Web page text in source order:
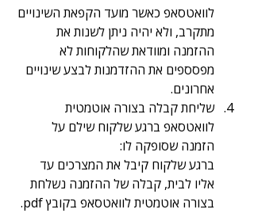
לוואטסאפ כאשר מועד הקפאת השינויים
מתקרב, ולא יהיה ניתן לשנות את
ההזמנה ומוודאת שהלקוחות לא
מפסספים את ההזדמנות לבצע שינויים
אחרונים.
שליחת קבלה בצורה אוטמטית
לוואטסאפ ברגע שלקוח שילם על
הזמנה שסופקה לו:
ברגע שלקוח קיבל את המצרכים עד
אליו לבית, קבלה של ההזמנה נשלחת
בצורה אוטמטית לוואטסאפ בקובץ pdf.